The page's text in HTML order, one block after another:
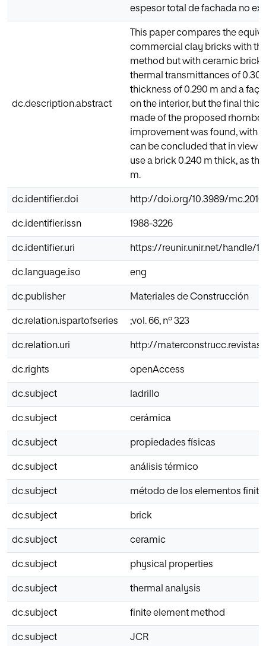
espesor total de fachada no
dc.description.abstract
This paper compares the
commercial clay bricks with
method but with ceramic
thermal transmittances of
thickness of 0.290 m and a
on the interior, but the final
made of the proposed
improvement was found, with
can be concluded that in view
use a brick 0.240 m thick, as
m.
dc.identifier.doi http://doi.org/10.3989/
dc.identifier.issn 1988-3226
dc.identifier.uri https://reunir.unir.net/handle/
dc.language.iso eng
dc.publisher Materiales de Construcción
dc.relation.ispartofseries ;vol. 66, nº 323
dc.relation.uri http://
dc.rights openAccess
dc.subject ladrillo
dc.subject cerámica
dc.subject propiedades físicas
dc.subject análisis térmico
dc.subject método de los elementos
dc.subject brick
dc.subject ceramic
dc.subject physical properties
dc.subject thermal analysis
dc.subject finite element method
dc.subject JCR